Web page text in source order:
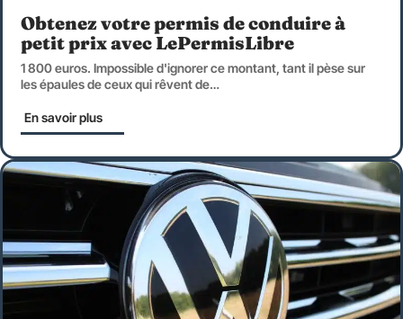
Obtenez votre permis de conduire à
petit prix avec LePermisLibre
1 800 euros. Impossible d'ignorer ce montant, tant il pèse sur
les épaules de ceux qui rêvent de…
En savoir plus